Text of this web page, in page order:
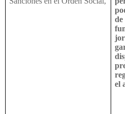
el